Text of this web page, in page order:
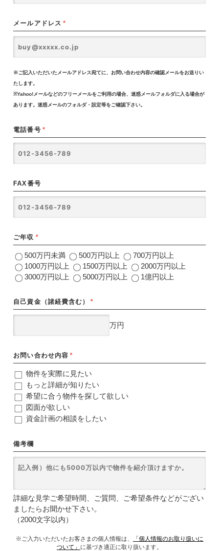
メールアドレス *
※ご記入いただいたメールアドレス宛てに、お問い合わせ内容の確認メールをお送りい
たします。
※Yahoo!メールなどのフリーメールをご利用の場合、迷惑メールフォルダに入る場合が
あります。迷惑メールのフォルダ・設定等をご確認下さい。
電話番号 *
FAX番号
ご年収 *
500万円未満 500万円以上
700万円以上
1000万円以上
1500万円以上
2000万円以上
3000万円以上
5000万円以上 1億円以上
自己資金（諸経費含む） *
万円
お問い合わせ内容 *
物件を実際に見たい
もっと詳細が知りたい
希望に合う物件を探して欲しい
図面が欲しい
資金計画の相談をしたい
備考欄
詳細な見学ご希望時間、ご質問、ご希望条件などがござい
ましたらお聞かせ下さい。
（2000文字以内）
※ご入力いただいたお客さまの個人情報は、
「個人情報のお取り扱いに
ついて」 に基づき適正に取り扱います。